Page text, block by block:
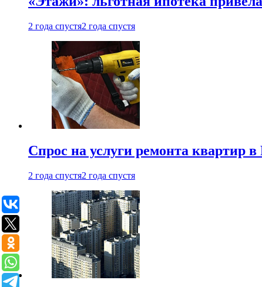
2 года спустя2 года спустя
Спрос на услуги ремонта квартир в
2 года спустя2 года спустя